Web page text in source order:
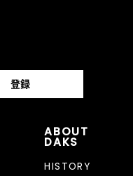
ABOUT
DAKS
HISTORY